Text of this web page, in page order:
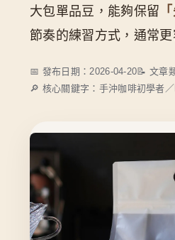
FAQ
大包單品豆，能夠保留
節奏的練習方式，通常更
📅 發布日期：2026-04-20📝 文章
🔎 核心關鍵字：手沖咖啡初學者